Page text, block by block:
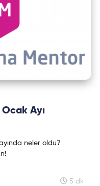
Ayı
neler oldu?
5 dk